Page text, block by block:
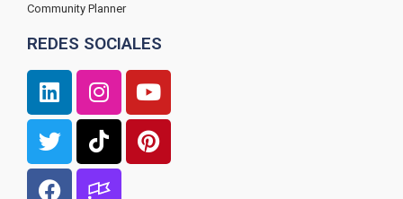
Community Planner
REDES SOCIALES